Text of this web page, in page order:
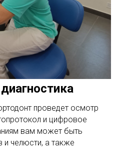
проведет осмотр
и цифровое
вам может быть
челюсти, а также